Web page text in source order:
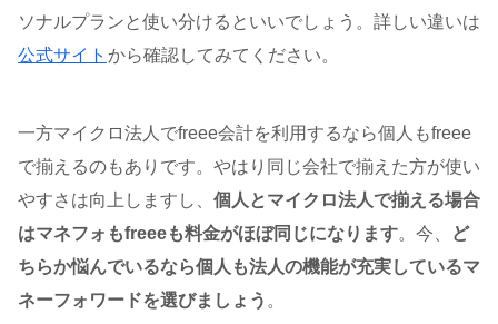
ソナルプランと使い分けるといいでしょう。詳しい違いは
公式サイト から確認してみてください。
一方マイクロ法人でfreee会計を利用するなら個人もfreee
で揃えるのもありです。やはり同じ会社で揃えた方が使い
やすさは向上しますし、 個人とマイクロ法人で揃える場合
はマネフォもfreeeも料金がほぼ同じになります。今、
ど
ちらか悩んでいるなら個人も法人の機能が充実しているマ
ネーフォワードを選びましょう 。